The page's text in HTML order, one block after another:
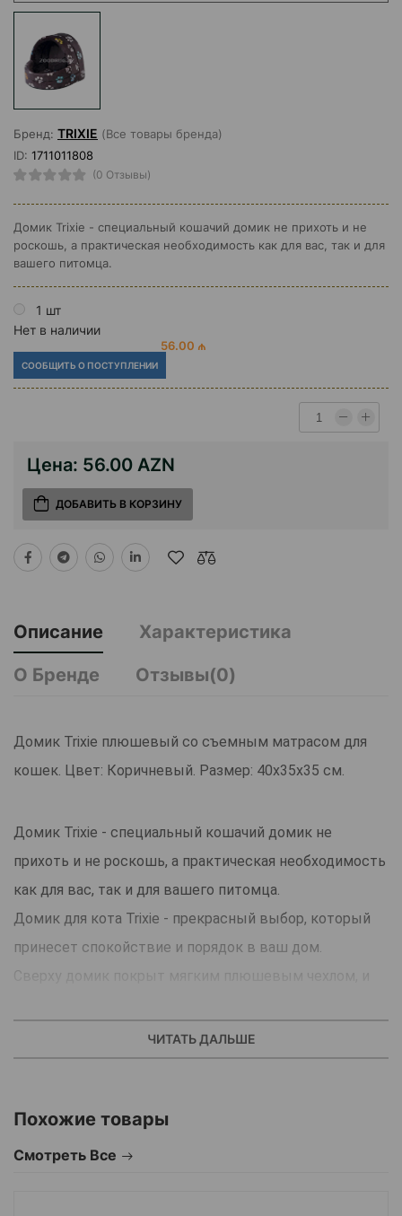
Бренд: TRIXIE (Все товары бренда)
ID: 1711011808
(0 Отзывы)
Домик Trixie - специальный кошачий домик не прихоть и не
роскошь, а практическая необходимость как для вас, так и для
вашего питомца.
1 шт
Нет в наличии
56.00 ₼
СООБЩИТЬ О ПОСТУПЛЕНИИ
Цена: 56.00 AZN
ДОБАВИТЬ В КОРЗИНУ
Описание
Характеристика
О Бренде
Отзывы(0)
Домик Trixie плюшевый со съемным матрасом для
кошек. Цвет: Коричневый. Размер: 40х35х35 см.
Домик Trixie - специальный кошачий домик не
прихоть и не роскошь, а практическая необходимость
как для вас, так и для вашего питомца.
Домик для кота Trixie - прекрасный выбор, который
принесет спокойствие и порядок в ваш дом.
Сверху домик покрыт мягким плюшевым чехлом, и
понравится такая ткань - любой хозяин согласится,
что эти животные знают толк в вещах, приятных на
Домик для кота Trixie - домик с полуоткрытым
ЧИТАТЬ ДАЛЬШЕ
Похожие товары
Смотреть Все